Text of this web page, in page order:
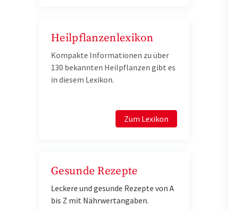
Heilpflanzenlexikon
Kompakte Informationen zu über
130 bekannten Heilpflanzen gibt es
in diesem Lexikon.
Zum Lexikon
Gesunde Rezepte
Leckere und gesunde Rezepte von A
bis Z mit Nährwertangaben.